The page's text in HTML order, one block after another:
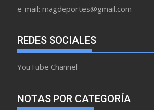
e-mail: magdeportes@gmail.com
REDES SOCIALES
YouTube Channel
NOTAS POR CATEGORÍA